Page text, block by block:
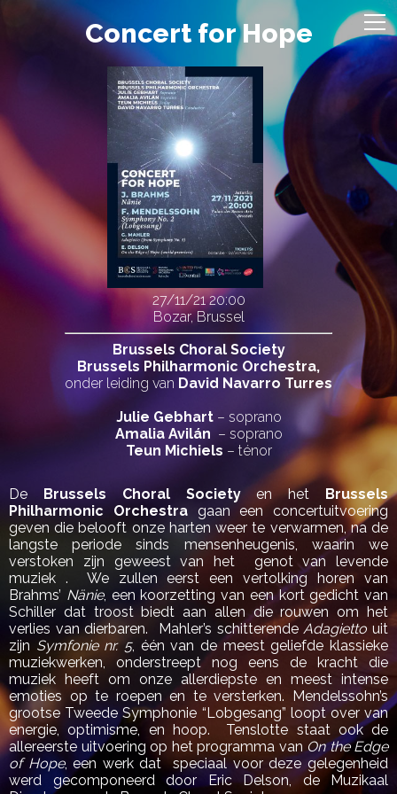
Concert for Hope
27/11/21 20:00
Bozar, Brussel
Brussels Choral Society
Brussels Philharmonic Orchestra,
onder leiding van David Navarro Turres
Julie Gebhart– soprano
Amalia Avilán – soprano
Teun Michiels – ténor
De Brussels Choral Societyen het Brussels
Philharmonic Orchestragaan een concertuitvoering
geven die belooft onze harten weer te verwarmen, na de
langste periode sinds mensenheugenis, waarin we
verstoken zijn geweest van het genot van levende
muziek . We zullen eerst een vertolking horen van
Brahms’ Nänie, een koorzetting van een kort gedicht van
Schiller dat troost biedt aan allen die rouwen om het
verlies van dierbaren. Mahler’s schitterendeAdagietto uit
zijn Symfonie nr. 5, één van de meest geliefde klassieke
muziekwerken, onderstreept nog eens de kracht die
muziek heeft om onze allerdiepste en meest intense
emoties op te roepen en te versterken. Mendelssohn’s
grootse Tweede Symphonie “Lobgesang” loopt over van
energie, optimisme, en hoop. Tenslotte staat ook de
allereerste uitvoering op het programma van On the Edge
of Hope, een werk dat speciaal voor deze gelegenheid
werd gecomponeerd door Eric Delson, de Muzikaal